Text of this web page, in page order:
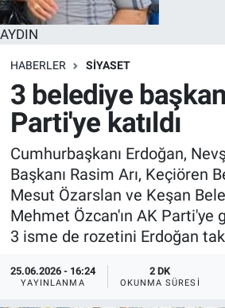
AYDIN
HABERLER SİYASET
3 belediye
Parti'ye katıldı
Cumhurbaşkanı Erdoğan,
Başkanı Rasim Arı, Keçiören
Mesut Özarslan ve Keşan
Mehmet Özcan'ın AK Parti'ye
3 isme de rozetini Erdoğan
25.06.2026 - 16:24
YAYINLANMA
2 DK
OKUNMA SÜRESI